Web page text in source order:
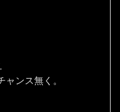
ンス無く。